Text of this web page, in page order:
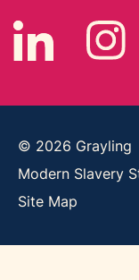
© 2026 Grayling
Modern Slavery
Site Map